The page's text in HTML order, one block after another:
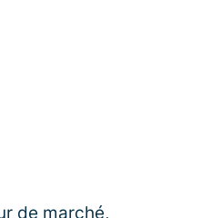
de marché,